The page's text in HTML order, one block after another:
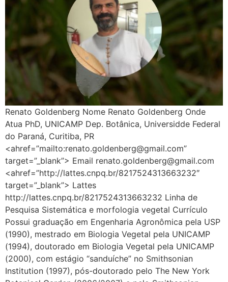
Renato Goldenberg Nome Renato Goldenberg Onde
Atua PhD, UNICAMP Dep. Botânica, Universidde Federal
do Paraná, Curitiba, PR
<ahref=”mailto:renato.goldenberg@gmail.com”
target=”_blank”> Email renato.goldenberg@gmail.com
<ahref=”http://lattes.cnpq.br/8217524313663232″
target=”_blank”> Lattes
http://lattes.cnpq.br/8217524313663232 Linha de
Pesquisa Sistemática e morfologia vegetal Currículo
Possui graduação em Engenharia Agronômica pela USP
(1990), mestrado em Biologia Vegetal pela UNICAMP
(1994), doutorado em Biologia Vegetal pela UNICAMP
(2000), com estágio “sanduíche” no Smithsonian
Institution (1997), pós-doutorado pelo The New York